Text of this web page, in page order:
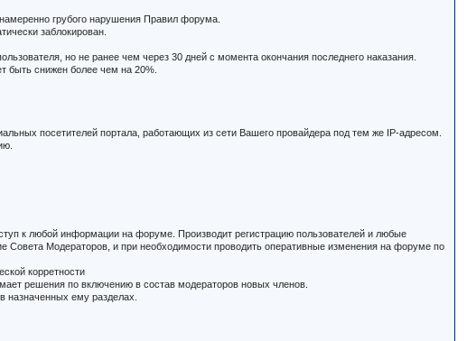
грубого нарушения Правил форума.
заблокирован.
но не ранее чем через 30 дней с момента окончания последнего наказания.
быть снижен более чем на 20%.
посетителей портала, работающих из сети Вашего провайдера под тем же IP-адресом.
к любой информации на форуме. Производит регистрацию пользователей и любые
Модераторов, и при необходимости проводить оперативные изменения на форуме по
корретности
решения по включению в состав модераторов новых членов.
назначенных ему разделах.